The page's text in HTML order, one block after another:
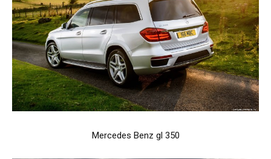
Mercedes Benz gl 350